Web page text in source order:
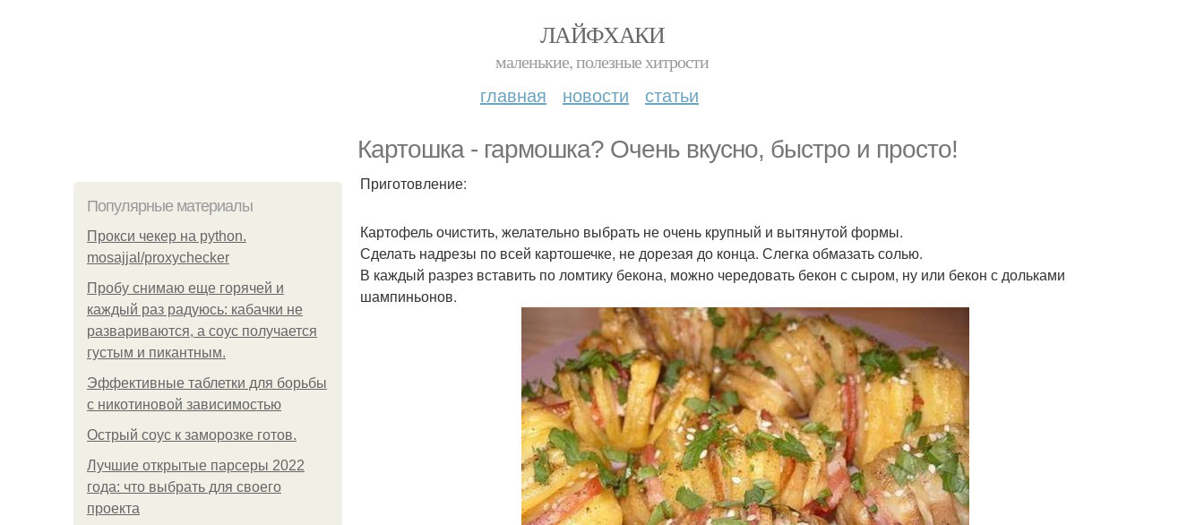
ЛАЙФХАКИ
маленькие, полезные хитрости
главная новости статьи
Картошка - гармошка? Очень вкусно, быстро и просто!
Популярные материалы
Прокси чекер на python.
mosajjal/proxychecker
Пробу снимаю еще горячей и
каждый раз радуюсь: кабачки не
развариваются, а соус получается
густым и пикантным.
Эффективные таблетки для борьбы
с никотиновой зависимостью
Острый соус к заморозке готов.
Лучшие открытые парсеры 2022
года: что выбрать для своего
проекта
Приготовление:
Картофель очистить, желательно выбрать не очень крупный и вытянутой формы.
Сделать надрезы по всей картошечке, не дорезая до конца. Слегка обмазать солью.
В каждый разрез вставить по ломтику бекона, можно чередовать бекон с сыром, ну или бекон с дольками
шампиньонов.